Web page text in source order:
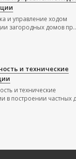
и управление ходом
загородных домов
и технические
и технические
в построении частных